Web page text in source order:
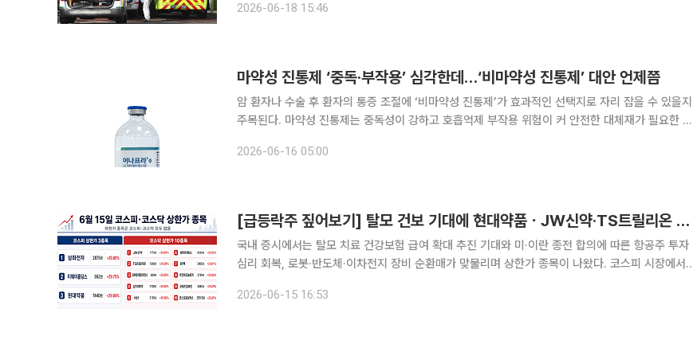
현실을 외면한 처사’라고 유감을 표했다. 경찰은 2023년 3월 대
2026-06-18 15:46
마약성 진통제 ‘중독·부작용’ 심각한데…‘비마약성 진통제’ 대안 언제쯤
암 환자나 수술 후 환자의 통증 조절에 ‘비마약성 진통제’가 효과적인 선택지로 자리 잡을 수 있을지
주목된다. 마약성 진통제는 중독성이 강하고 호흡억제 부작용 위험이 커 안전한 대체재가 필요한 실
2026-06-16 05:00
[급등락주 짚어보기] 탈모 건보 기대에 현대약품ㆍJW신약·TS트릴리온 상한가…로봇·반도체도 강세
국내 증시에서는 탈모 치료 건강보험 급여 확대 추진 기대와 미·이란 종전 합의에 따른 항공주 투자
심리 회복, 로봇·반도체·이차전지 장비 순환매가 맞물리며 상한가 종목이 나왔다. 코스피 시장에서
2026-06-15 16:53